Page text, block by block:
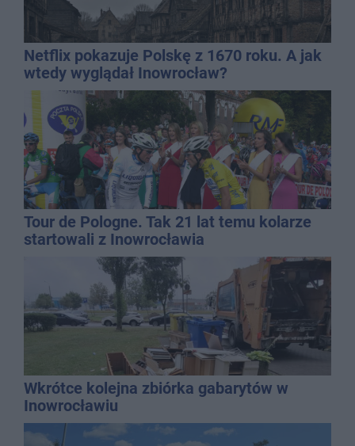
Netflix pokazuje Polskę z 1670 roku. A jak
wtedy wyglądał Inowrocław?
Tour de Pologne. Tak 21 lat temu kolarze
startowali z Inowrocławia
Wkrótce kolejna zbiórka gabarytów w
Inowrocławiu